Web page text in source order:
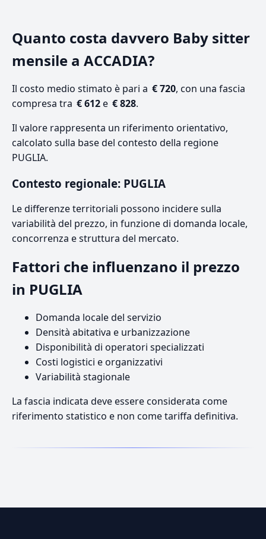
Quanto costa davvero Baby sitter
mensile a ACCADIA?
Il costo medio stimato è pari a € 720, con una fascia
compresa tra € 612e € 828.
Il valore rappresenta un riferimento orientativo,
calcolato sulla base del contesto della regione
PUGLIA.
Contesto regionale: PUGLIA
Le differenze territoriali possono incidere sulla
variabilità del prezzo, in funzione di domanda locale,
concorrenza e struttura del mercato.
Fattori che influenzano il prezzo
in PUGLIA
Domanda locale del servizio
Densità abitativa e urbanizzazione
Disponibilità di operatori specializzati
Costi logistici e organizzativi
Variabilità stagionale
La fascia indicata deve essere considerata come
riferimento statistico e non come tariffa definitiva.